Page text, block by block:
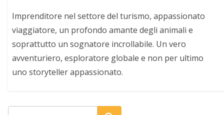
Imprenditore nel settore del turismo, appassionato
viaggiatore, un profondo amante degli animali e
soprattutto un sognatore incrollabile. Un vero
avventuriero, esploratore globale e non per ultimo
uno storyteller appassionato.